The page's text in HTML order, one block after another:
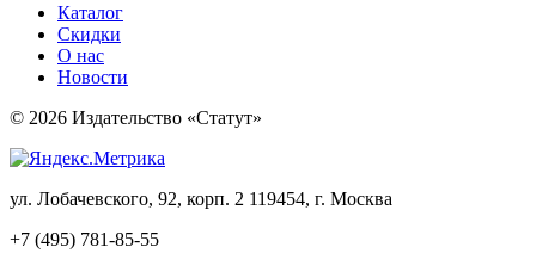
Каталог
Скидки
О нас
Новости
© 2026 Издательство «Статут»
ул. Лобачевского, 92, корп. 2 119454, г. Москва
+7 (495) 781-85-55